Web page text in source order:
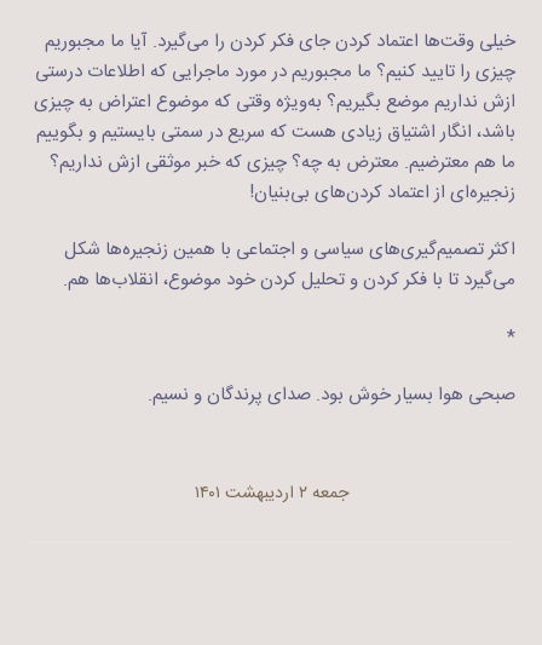
خیلی وقت‌ها اعتماد کردن جای فکر کردن را می‌گیرد. آیا ما مجبوریم
چیزی را تایید کنیم؟ ما مجبوریم در مورد ماجرایی که اطلاعات درستی
ازش نداریم موضع بگیریم؟ به‌ویژه وقتی که موضوع اعتراض به چیزی
باشد، انگار اشتیاق زیادی هست که سریع در سمتی بایستیم و بگوییم
ما هم معترضیم. معترض به چه؟ چیزی که خبر موثقی ازش نداریم؟
زنجیره‌ای از اعتماد کردن‌های بی‌بنیان!
اکثر تصمیم‌گیری‌های سیاسی و اجتماعی با همین زنجیره‌‌‌ها شکل
می‌گیرد تا با فکر کردن و تحلیل کردن خود موضوع، انقلاب‌ها هم.
*
صبحی هوا بسیار خوش بود. صدای پرندگان و نسیم.
جمعه ۲ اردیبهشت ۱۴۰۱